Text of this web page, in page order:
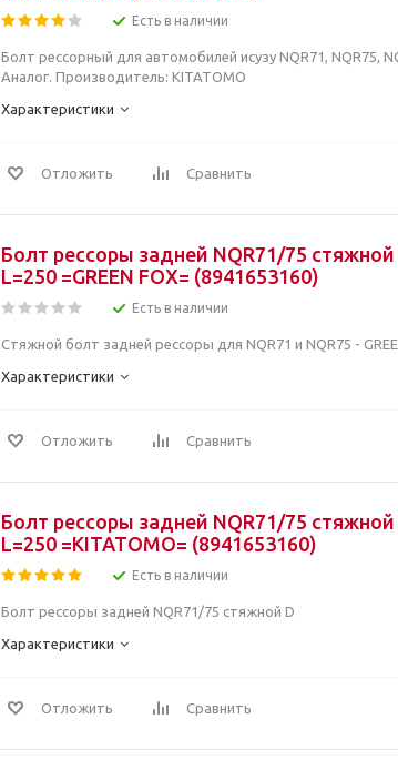
Есть в наличии
Болт рессорный для автомобилей исузу NQR71, NQR75,
Аналог. Производитель: KITATOMO
Характеристики
Отложить Сравнить
Болт рессоры задней NQR71/75 стяжной
L=250 =GREEN FOX= (8941653160)
Есть в наличии
Стяжной болт задней рессоры для NQR71 и NQR75 -
Характеристики
Отложить Сравнить
Болт рессоры задней NQR71/75 стяжной
L=250 =KITATOMO= (8941653160)
Есть в наличии
Болт рессоры задней NQR71/75 стяжной D
Характеристики
Отложить Сравнить